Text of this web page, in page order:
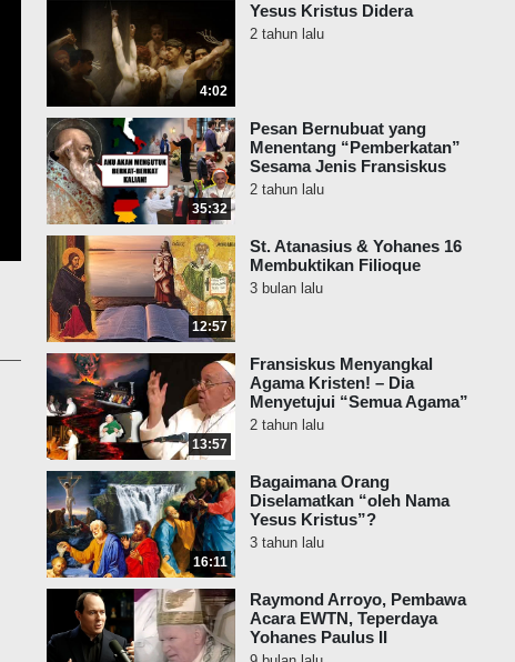
4:02
Yesus Kristus Didera
2 tahun lalu
35:32
Pesan Bernubuat yang
Menentang “Pemberkatan”
Sesama Jenis Fransiskus
2 tahun lalu
12:57
St. Atanasius & Yohanes 16
Membuktikan Filioque
3 bulan lalu
13:57
Fransiskus Menyangkal
Agama Kristen! – Dia
Menyetujui “Semua Agama”
2 tahun lalu
16:11
Bagaimana Orang
Diselamatkan “oleh Nama
Yesus Kristus”?
3 tahun lalu
Raymond Arroyo, Pembawa
Acara EWTN, Teperdaya
Yohanes Paulus II